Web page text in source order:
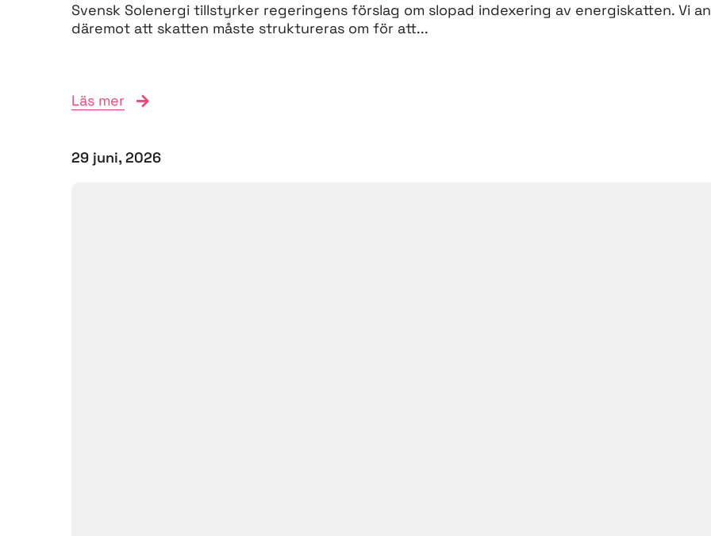
Svensk Solenergi tillstyrker regeringens förslag om slopad indexering av energiskatten. Vi
däremot att skatten måste struktureras om för att...
Läs mer
29 juni, 2026